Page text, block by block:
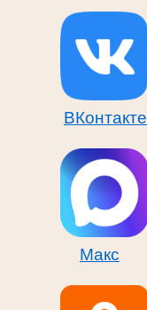
ВКонтакте
Макс